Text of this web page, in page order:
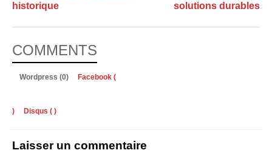
historique
solutions durables
COMMENTS
Wordpress (0) Facebook (
) Disqus ( )
Laisser un commentaire